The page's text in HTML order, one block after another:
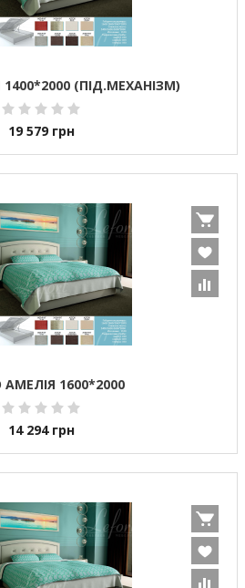
(ПІД.МЕХАНІЗМ)
19 579 грн
1600*2000
14 294 грн